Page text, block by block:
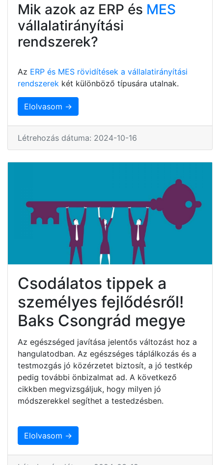
Mik azok az ERP és MES
vállalatirányítási
rendszerek?
Az ERP és MES rövidítések a vállalatirányítási
rendszerek két különböző típusára utalnak.
Elolvasom →
Létrehozás dátuma: 2024-10-16
Csodálatos tippek a
személyes fejlődésről!
Baks Csongrád megye
Az egészséged javítása jelentős változást hoz a
hangulatodban. Az egészséges táplálkozás és a
testmozgás jó közérzetet biztosít, a jó testkép
pedig további önbizalmat ad. A következő
cikkben megvizsgáljuk, hogy milyen jó
módszerekkel segíthet a testedzésben.
Elolvasom →